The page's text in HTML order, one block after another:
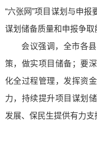
“六张网”项目谋划与申报
谋划储备质量和申报争取
会议强调，全市各
策，做实项目储备；要
化全过程管理，发挥资
力，持续提升项目谋划
发展、保民生提供有力支